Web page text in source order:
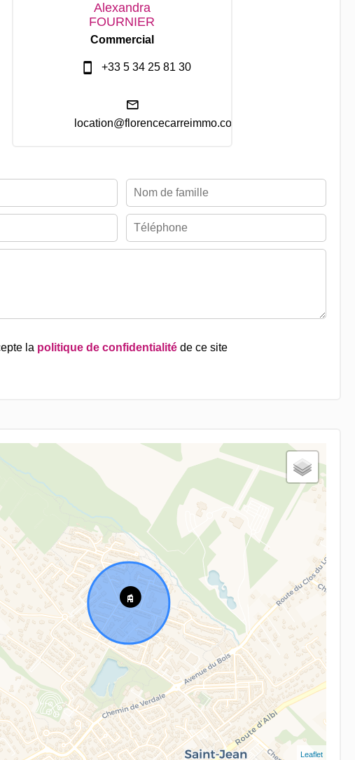
Alexandra
FOURNIER
Commercial
+33 5 34 25 81 30
location@florencecarreimmo.com
la politique de confidentialitéde ce site
Leaflet